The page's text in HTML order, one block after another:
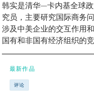
韩实是清华—卡内基全球
究员，主要研究国际商务
涉及中美企业的交互作用
国有和非国有经济组织的竞
最新作品
评论